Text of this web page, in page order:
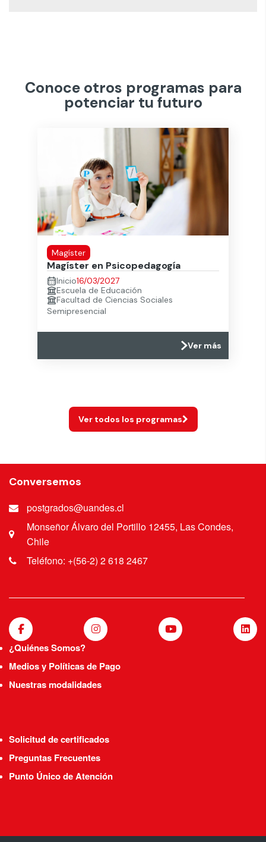
Conoce otros programas para
potenciar tu futuro
Magíster
Magíster en Psicopedagogía
Inicio16/03/2027
Escuela de Educación
Facultad de Ciencias Sociales
Semipresencial
Ver más
Ver todos los programas
Conversemos
postgrados@uandes.cl
Monseñor Álvaro del Portillo 12455, Las Condes,
Chile
Teléfono: +(56-2) 2 618 2467
¿Quiénes Somos?
Medios y Políticas de Pago
Nuestras modalidades
Solicitud de certificados
Preguntas Frecuentes
Punto Único de Atención